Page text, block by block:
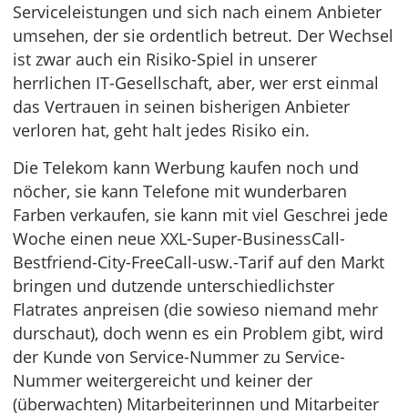
Serviceleistungen und sich nach einem Anbieter
umsehen, der sie ordentlich betreut. Der Wechsel
ist zwar auch ein Risiko-Spiel in unserer
herrlichen IT-Gesellschaft, aber, wer erst einmal
das Vertrauen in seinen bisherigen Anbieter
verloren hat, geht halt jedes Risiko ein.
Die Telekom kann Werbung kaufen noch und
nöcher, sie kann Telefone mit wunderbaren
Farben verkaufen, sie kann mit viel Geschrei jede
Woche einen neue XXL-Super-BusinessCall-
Bestfriend-City-FreeCall-usw.-Tarif auf den Markt
bringen und dutzende unterschiedlichster
Flatrates anpreisen (die sowieso niemand mehr
durschaut), doch wenn es ein Problem gibt, wird
der Kunde von Service-Nummer zu Service-
Nummer weitergereicht und keiner der
(überwachten) Mitarbeiterinnen und Mitarbeiter